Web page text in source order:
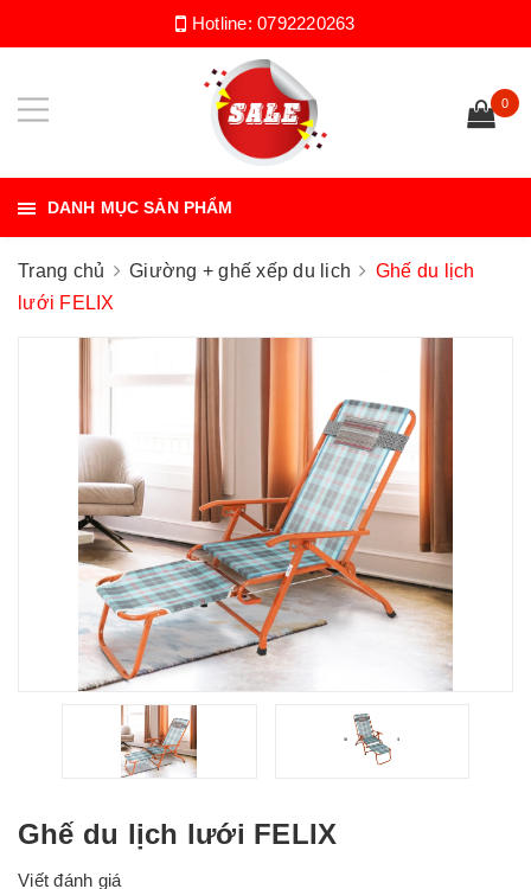
Hotline:0792220263
0
DANH MỤC SẢN PHẨM
Trang chủ Giường + ghế xếp du lich
Ghế du lịch
lưới FELIX
Ghế du lịch lưới FELIX
Viết đánh giá